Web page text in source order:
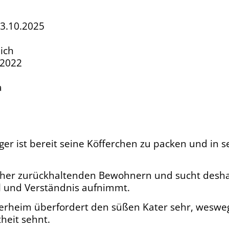
ist bereit seine Köfferchen zu packen und in
zurückhaltenden Bewohnern und sucht
Verständnis aufnimmt.
überfordert den süßen Kater sehr,
sehnt.